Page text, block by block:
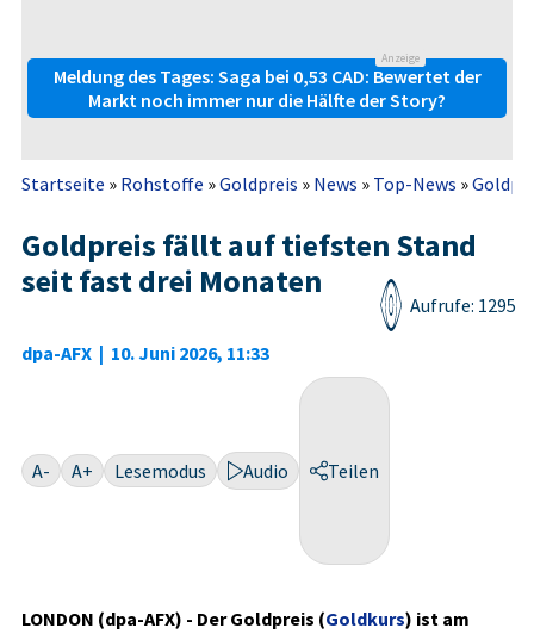
Anzeige
Meldung des Tages: Saga bei 0,53 CAD: Bewertet der
Markt noch immer nur die Hälfte der Story?
Startseite » Rohstoffe »Goldpreis » News » Top-News »
Goldpreis fällt auf tiefsten Stand
seit fast drei Monaten
dpa-AFX | 10. Juni 2026, 11:33
Aufrufe: 1295
A- A+ Lesemodus Audio Teilen
LONDON (dpa-AFX) - Der Goldpreis (Goldkurs) ist am